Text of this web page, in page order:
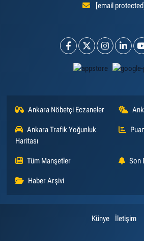
[email protected]
Ankara Nöbetçi Eczaneler
Ankara Trafik Yoğunluk
Haritası
Tüm Manşetler Son
Haber Arşivi
Künye İletişim